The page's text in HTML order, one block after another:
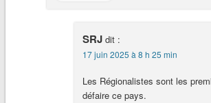
SRJ dit :
17 juin 2025 à 8 h 25 min
Les Régionalistes sont les
défaire ce pays.